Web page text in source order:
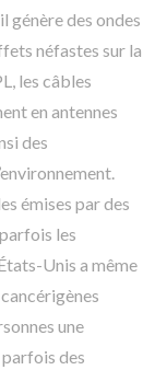
génère des ondes
néfastes sur la
les câbles
en antennes
des
émises par des
les
Unis a même
une
des